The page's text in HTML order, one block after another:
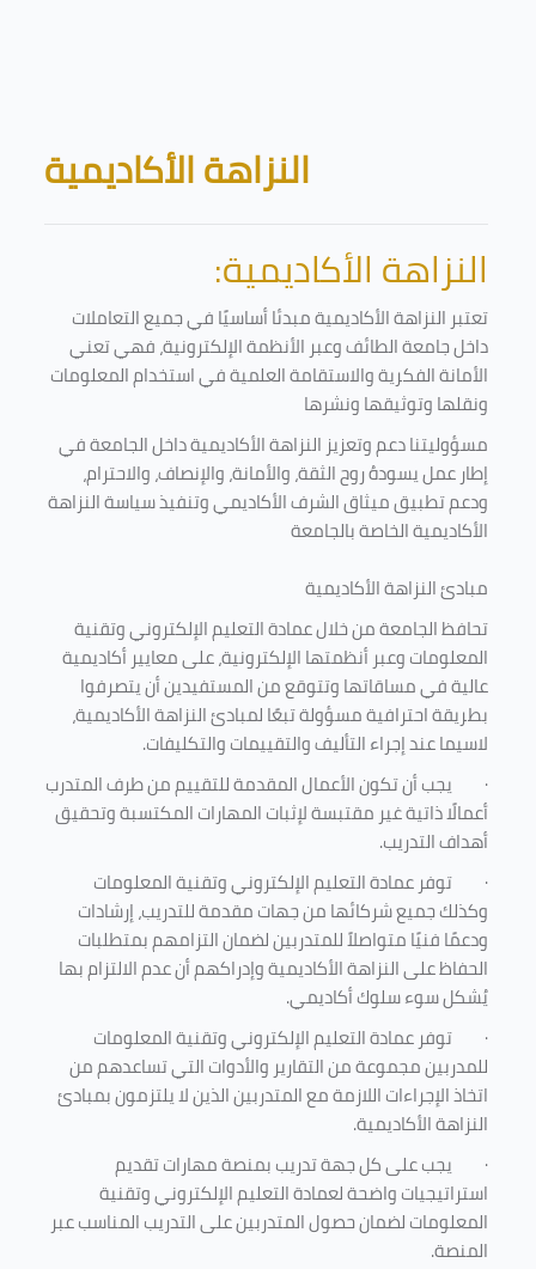
Blocks
النزاهة الأكاديمية
النزاهة الأكاديمية:
تعتبر النزاهة الأكاديمية مبدئا أساسيًا في جميع التعاملات
داخل جامعة الطائف وعبر الأنظمة الإلكترونية، فهي تعني
الأمانة الفكرية والاستقامة العلمية في استخدام المعلومات
ونقلها وتوثيقها ونشرها
مسؤوليتنا دعم وتعزيز النزاهة الأكاديمية داخل الجامعة في
إطار عمل يسودهُ روح الثقة، والأمانة، والإنصاف، والاحترام،
ودعم تطبيق ميثاق الشرف الأكاديمي وتنفيذ سياسة النزاهة
الأكاديمية الخاصة بالجامعة
مبادئ النزاهة الأكاديمية
تحافظ الجامعة من خلال عمادة التعليم الإلكتروني وتقنية
المعلومات وعبر أنظمتها الإلكترونية، على معايير أكاديمية
عالية في مساقاتها وتتوقع من المستفيدين أن يتصرفوا
بطريقة احترافية مسؤولة تبعًا لمبادئ النزاهة الأكاديمية،
لاسيما عند إجراء التأليف والتقييمات والتكليفات.
· يجب أن تكون الأعمال المقدمة للتقييم من طرف المتدرب
أعمالًا ذاتية غير مقتبسة لإثبات المهارات المكتسبة وتحقيق
أهداف التدريب.
· توفر عمادة التعليم الإلكتروني وتقنية المعلومات
وكذلك جميع شركائها من جهات مقدمة للتدريب، إرشادات
ودعمًا فنيًا متواصلاً للمتدربين لضمان التزامهم بمتطلبات
الحفاظ على النزاهة الأكاديمية وإدراكهم أن عدم الالتزام بها
يُشكل سوء سلوك أكاديمي.
· توفر عمادة التعليم الإلكتروني وتقنية المعلومات
للمدربين مجموعة من التقارير والأدوات التي تساعدهم من
اتخاذ الإجراءات اللازمة مع المتدربين الذين لا يلتزمون بمبادئ
النزاهة الأكاديمية.
· يجب على كل جهة تدريب بمنصة مهارات تقديم
استراتيجيات واضحة لعمادة التعليم الإلكتروني وتقنية
المعلومات لضمان حصول المتدربين على التدريب المناسب عبر
المنصة.